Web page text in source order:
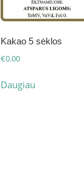
Kakao 5 sėklos
€0.00
Daugiau